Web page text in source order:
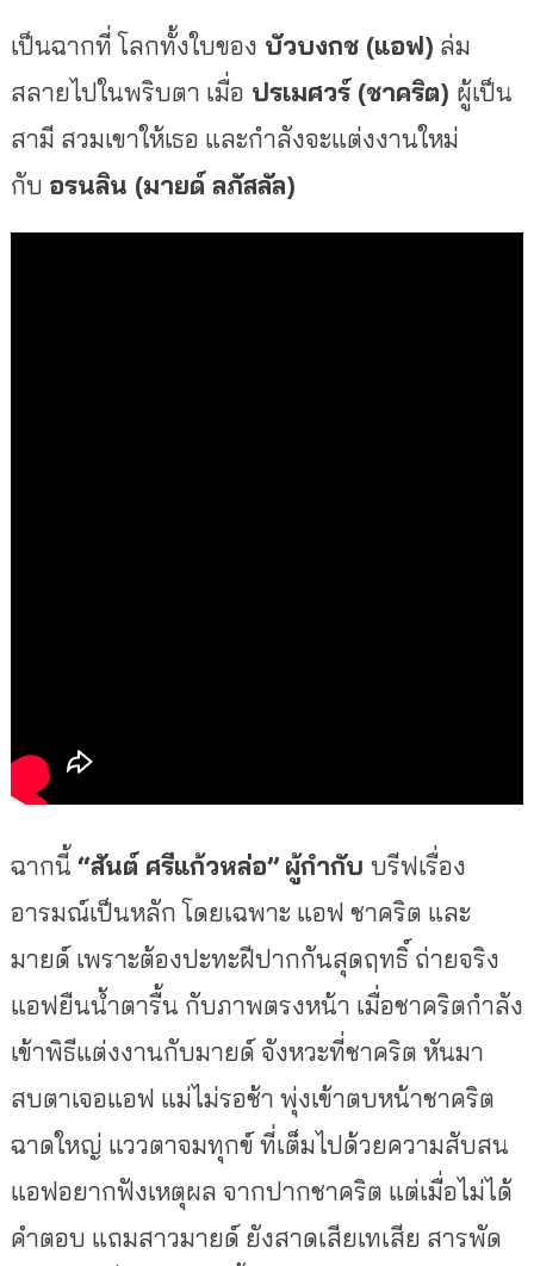
เป็นฉากที่ โลกทั้งใบของ บัวบงกช (แอฟ) ล่ม
สลายไปในพริบตา เมื่อ ปรเมศวร์ (ชาคริต) ผู้เป็น
สามี สวมเขาให้เธอ และกำลังจะแต่งงานใหม่
กับ อรนลิน (มายด์ ลภัสลัล)
ฉากนี้ “สันต์ ศรีแก้วหล่อ” ผู้กำกับ บรีฟเรื่อง
อารมณ์เป็นหลัก โดยเฉพาะ แอฟ ชาคริต และ
มายด์ เพราะต้องปะทะฝีปากกันสุดฤทธิ์ ถ่ายจริง
แอฟยืนน้ำตารื้น กับภาพตรงหน้า เมื่อชาคริตกำลัง
เข้าพิธีแต่งงานกับมายด์ จังหวะที่ชาคริต หันมา
สบตาเจอแอฟ แม่ไม่รอช้า พุ่งเข้าตบหน้าชาคริต
ฉาดใหญ่ แววตาจมทุกข์ ที่เต็มไปด้วยความสับสน
แอฟอยากฟังเหตุผล จากปากชาคริต แต่เมื่อไม่ได้
คำตอบ แถมสาวมายด์ ยังสาดเสียเทเสีย สารพัด